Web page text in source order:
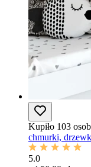
Kupiło 103
chmurki,
5.0